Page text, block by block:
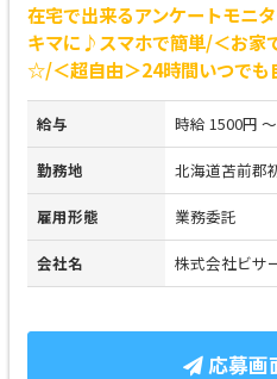
在宅で出来るアンケートモニ
キマに♪スマホで簡単/＜お家
☆/＜超自由＞24時間いつで
給与 時給 1500円
勤務地 北海道苫前郡
雇用形態 業務委託
会社名 株式会社ビサ
応募画